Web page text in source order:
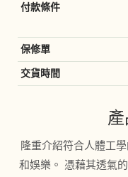
付款條件
保修單
交貨時間
隆重介紹符合人體工
和娛樂。 憑藉其透氣